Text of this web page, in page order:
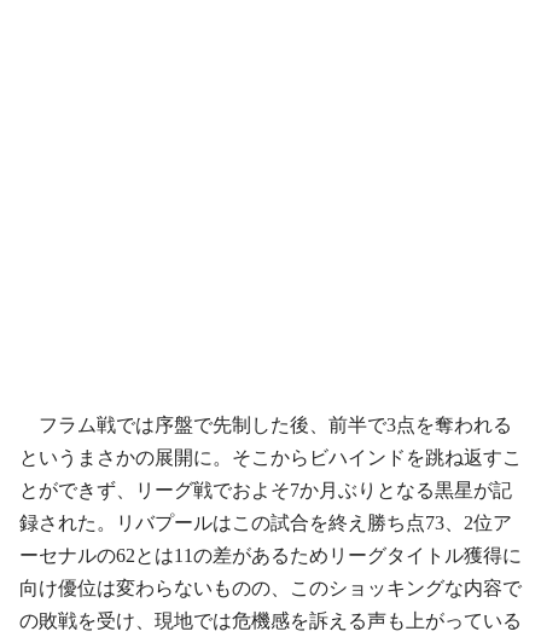
フラム戦では序盤で先制した後、前半で3点を奪われる
というまさかの展開に。そこからビハインドを跳ね返すこ
とができず、リーグ戦でおよそ7か月ぶりとなる黒星が記
録された。リバプールはこの試合を終え勝ち点73、2位ア
ーセナルの62とは11の差があるためリーグタイトル獲得に
向け優位は変わらないものの、このショッキングな内容で
の敗戦を受け、現地では危機感を訴える声も上がっている